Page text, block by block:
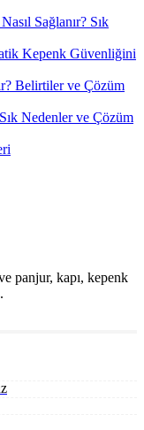
Sağlanır? Sık
Kepenk Güvenliğini
Belirtiler ve Çözüm
Nedenler ve Çözüm
panjur, kapı, kepenk